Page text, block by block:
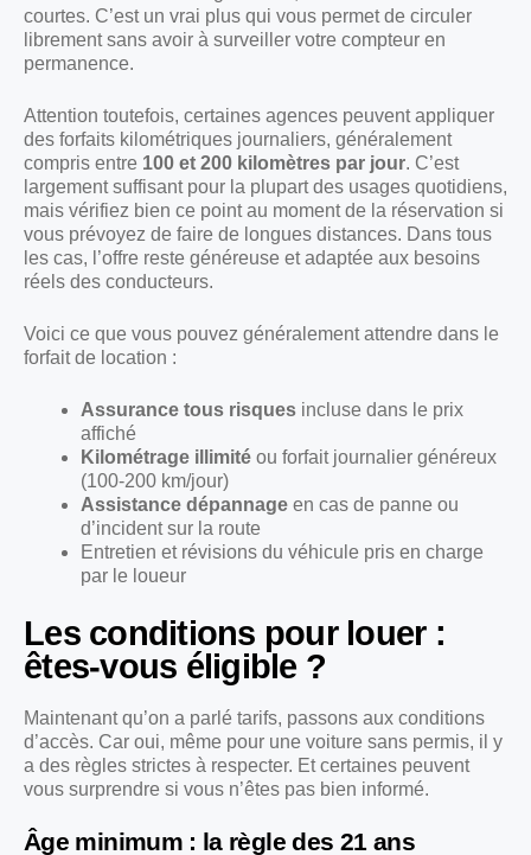
courtes. C’est un vrai plus qui vous permet de circuler
librement sans avoir à surveiller votre compteur en
permanence.
Attention toutefois, certaines agences peuvent appliquer
des forfaits kilométriques journaliers, généralement
compris entre 100 et 200 kilomètres par jour. C’est
largement suffisant pour la plupart des usages quotidiens,
mais vérifiez bien ce point au moment de la réservation si
vous prévoyez de faire de longues distances. Dans tous
les cas, l’offre reste généreuse et adaptée aux besoins
réels des conducteurs.
Voici ce que vous pouvez généralement attendre dans le
forfait de location :
Assurance tous risques incluse dans le prix
affiché
Kilométrage illimité ou forfait journalier généreux
(100-200 km/jour)
Assistance dépannage en cas de panne ou
d’incident sur la route
Entretien et révisions du véhicule pris en charge
par le loueur
Les conditions pour louer :
êtes-vous éligible ?
Maintenant qu’on a parlé tarifs, passons aux conditions
d’accès. Car oui, même pour une voiture sans permis, il y
a des règles strictes à respecter. Et certaines peuvent
vous surprendre si vous n’êtes pas bien informé.
Âge minimum : la règle des 21 ans